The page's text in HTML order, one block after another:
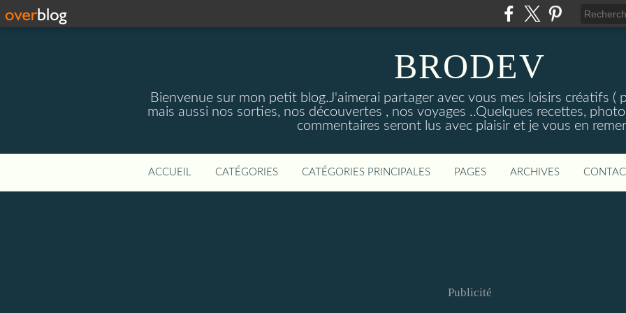
BRODEV
Bienvenue sur mon petit blog.J'aimerai partager avec vous mes loisirs créatifs (
mais aussi nos sorties, nos découvertes , nos voyages ..Quelques recettes,
commentaires seront lus avec plaisir et je vous en
ACCUEIL CATÉGORIES CATÉGORIES PRINCIPALES PAGES ARCHIVES
Publicité